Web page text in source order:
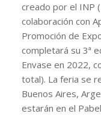
creado por el INP
colaboración con
Promoción de
completará su 3ª
Envase en 2022,
total). La feria se
Buenos Aires,
estarán en el